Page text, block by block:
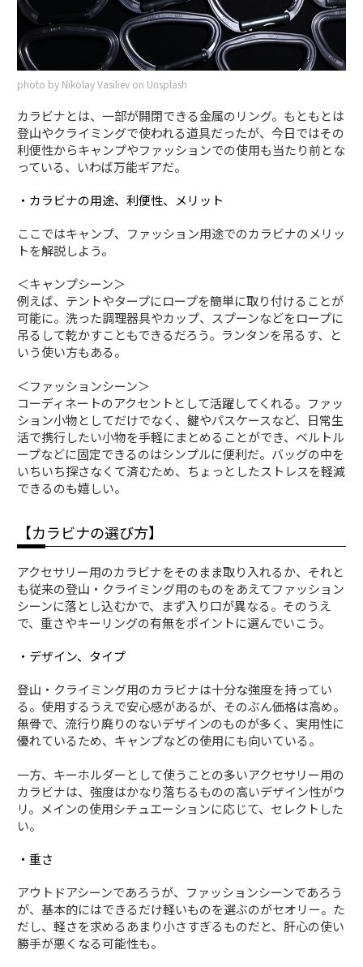
photo by Nikolay Vasiliev on Unsplash
カラビナとは、一部が開閉できる金属のリング。もともとは
登山やクライミングで使われる道具だったが、今日ではその
利便性からキャンプやファッションでの使用も当たり前とな
っている、いわば万能ギアだ。
・カラビナの用途、利便性、メリット
ここではキャンプ、ファッション用途でのカラビナのメリッ
トを解説しよう。
＜キャンプシーン＞
例えば、テントやタープにロープを簡単に取り付けることが
可能に。洗った調理器具やカップ、スプーンなどをロープに
吊るして乾かすこともできるだろう。ランタンを吊るす、と
いう使い方もある。
＜ファッションシーン＞
コーディネートのアクセントとして活躍してくれる。ファッ
ション小物としてだけでなく、鍵やパスケースなど、日常生
活で携行したい小物を手軽にまとめることができ、ベルトル
ープなどに固定できるのはシンプルに便利だ。バッグの中を
いちいち探さなくて済むため、ちょっとしたストレスを軽減
できるのも嬉しい。
【カラビナの選び方】
アクセサリー用のカラビナをそのまま取り入れるか、それと
も従来の登山・クライミング用のものをあえてファッション
シーンに落とし込むかで、まず入り口が異なる。そのうえ
で、重さやキーリングの有無をポイントに選んでいこう。
・デザイン、タイプ
登山・クライミング用のカラビナは十分な強度を持ってい
る。使用するうえで安心感があるが、そのぶん価格は高め。
無骨で、流行り廃りのないデザインのものが多く、実用性に
優れているため、キャンプなどの使用にも向いている。
一方、キーホルダーとして使うことの多いアクセサリー用の
カラビナは、強度はかなり落ちるものの高いデザイン性がウ
リ。メインの使用シチュエーションに応じて、セレクトした
い。
・重さ
アウトドアシーンであろうが、ファッションシーンであろう
が、基本的にはできるだけ軽いものを選ぶのがセオリー。た
だし、軽さを求めるあまり小さすぎるものだと、肝心の使い
勝手が悪くなる可能性も。